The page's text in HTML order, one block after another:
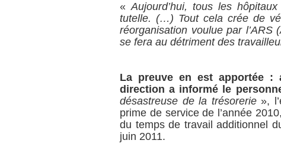
«Aujourd’hui, tous les
tutelle. (…) Tout cela crée de
réorganisation voulue par
se fera au détriment des
La preuve en est apportée :
direction a informé le
désastreuse de la trésorerie »,
prime de service de l’année
du temps de travail additionnel
juin 2011.